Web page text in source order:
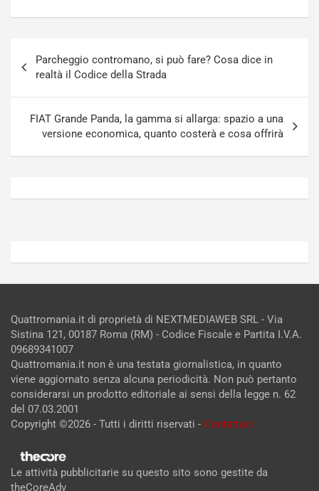
articoli
Parcheggio contromano, si può fare? Cosa dice in
realtà il Codice della Strada
FIAT Grande Panda, la gamma si allarga: spazio a una
versione economica, quanto costerà e cosa offrirà
R
Agosto
Admin
S
p
Agosto
Admin
Quattromania.it di proprietà di NEXTMEDIAWEB SRL - Via
Sistina 121, 00187 Roma (RM) - Codice Fiscale e Partita I.V.A.
09689341007
Quattromania.it non è una testata giornalistica, in quanto
viene aggiornato senza alcuna periodicità. Non può pertanto
considerarsi un prodotto editoriale ai sensi della legge n. 62
del 07.03.2001
Copyright ©2026 - Tutti i diritti riservati - Contattaci
Le attività pubblicitarie su questo sito sono gestite da
theCoreAdv